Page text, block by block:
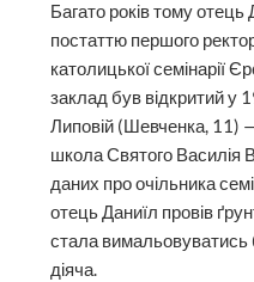
Багато років тому отець
постаттю першого
католицької семінарії
заклад був відкритий у
Липовій (Шевченка, 11)
школа Святого Василія
даних про очільника
отець Даниїл провів
стала вимальовуватись
діяча.